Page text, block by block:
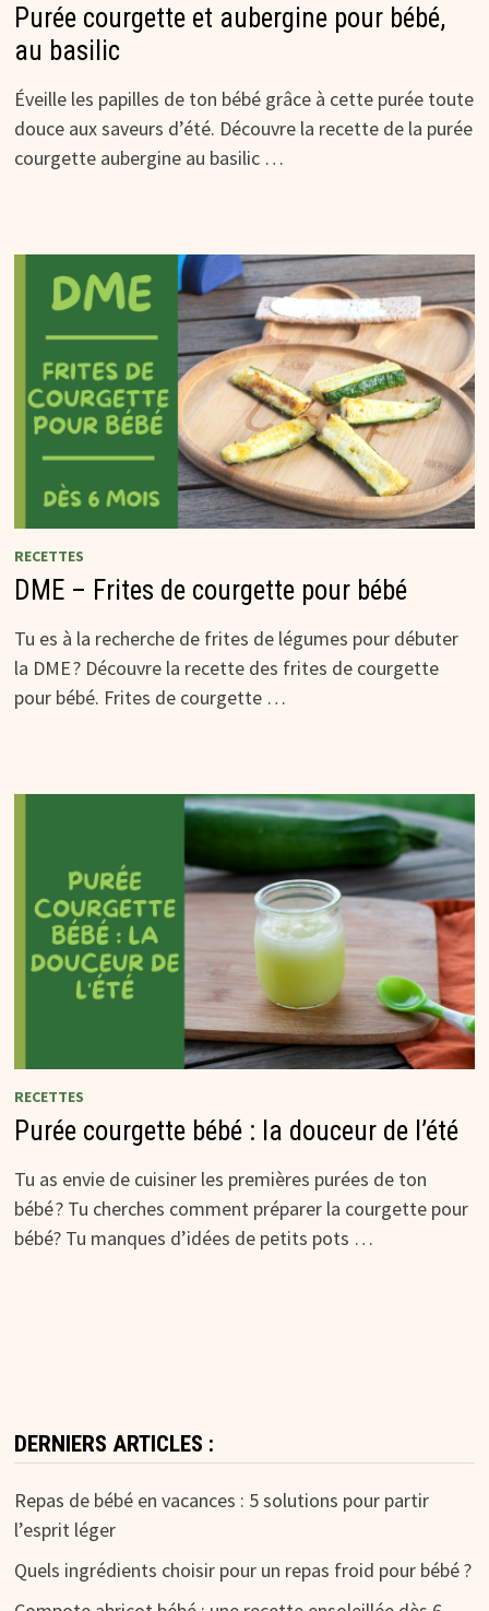
Purée courgette et aubergine pour bébé,
au basilic
Éveille les papilles de ton bébé grâce à cette purée toute
douce aux saveurs d’été. Découvre la recette de la purée
courgette aubergine au basilic …
RECETTES
DME – Frites de courgette pour bébé
Tu es à la recherche de frites de légumes pour débuter
la DME ? Découvre la recette des frites de courgette
pour bébé. Frites de courgette …
RECETTES
Purée courgette bébé : la douceur de l’été
Tu as envie de cuisiner les premières purées de ton
bébé ? Tu cherches comment préparer la courgette pour
bébé? Tu manques d’idées de petits pots …
DERNIERS ARTICLES :
Repas de bébé en vacances : 5 solutions pour partir
l’esprit léger
Quels ingrédients choisir pour un repas froid pour bébé ?